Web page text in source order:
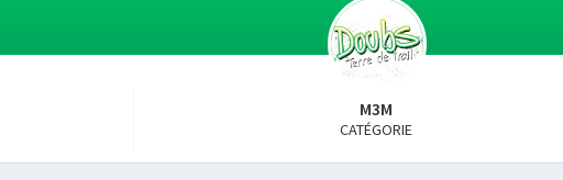
M3M
CATÉGORIE